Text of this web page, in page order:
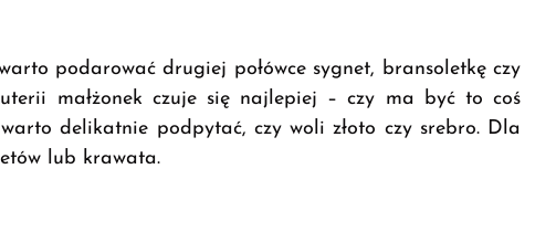
podarować drugiej połówce sygnet, bransoletkę czy
małżonek czuje się najlepiej – czy ma być to coś
delikatnie podpytać, czy woli złoto czy srebro. Dla
lub krawata.